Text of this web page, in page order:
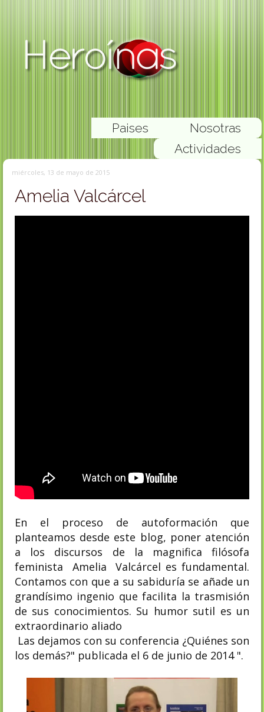
Nosotras
Paises
Actividades
miércoles, 13 de mayo de 2015
Amelia Valcárcel
En el proceso de autoformación que
planteamos desde este blog, poner atención
a los discursos de la magnifica filósofa
feminista Amelia Valcárcel es fundamental.
Contamos con que a su sabiduría se añade un
grandísimo ingenio que facilita la trasmisión
de sus conocimientos. Su humor sutil es un
extraordinario aliado
Las dejamos con su conferencia ¿Quiénes son
los demás?" publicada el 6 de junio de 2014 ".